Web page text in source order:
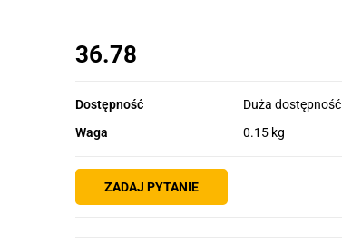
36.78
Dostępność
Duża dostępność
Waga
0.15 kg
ZADAJ PYTANIE